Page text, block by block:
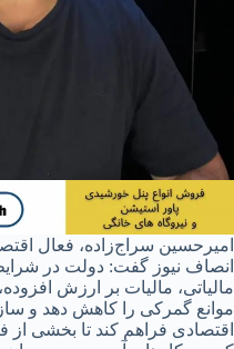
امیرحسین سراج‌زاده، فعال
انصاف نیوز گفت: دولت در
مالیاتی، مالیات بر ارزش
موانع گمرکی را کاهش دهد و
اقتصادی فراهم کند تا بخشی از